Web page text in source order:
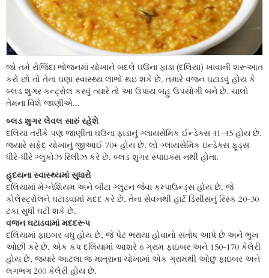
જો તમે રોજિંદા ભોજનમાં ચોખાને બદલે ઘઉંના ફાડા (દલિયા) ખાવાની શરૂઆત
કરો છો તો તેના ઘણા સ્વાસ્થ્ય લાભો થઇ શકે છે. તમારે વજન ઘટાડવું હોય કે
બ્લડ શુગર કન્ટ્રોલ કરવું ત્યારે તો આ ઉપાય બહુ ઉપયોગી બને છે. ચાલો
તેમના વિશે જાણીએ...
બ્લડ શુગર લેવલ સારું રહેશે
દલિયા તરીકે પણ જાણીતા ઘઉંના ફાડાનું ગ્લાયસેમિક ઈન્ડેક્સ 41-45 હોય છે.
જ્યારે સફેદ ચોખાનું જીઆઈ 70+ હોય છે. લો ગ્લાયસેમિક ઇન્ડેક્સ ફૂડ્સ
ધીરે-ધીરે ગ્લુકોઝ રિલીઝ કરે છે. બ્લડ શુગર સ્પાઇક્સ નથી હોતા.
હૃદયના સ્વાસ્થ્યમાં સુધારો
દલિયામાં મેગ્નેશિયમ અને બીટા ગ્લુટન જેવા કમ્પાઉન્ડ્સ હોય છે. જે
કોલેસ્ટ્રોલને ઘટાડવામાં મદદ કરે છે. તેના સેવનથી હાર્ટ ડિસીસનું રિસ્ક 20-30
ટકા સુધી ઘટી શકે છે.
વજન ઘટાડવામાં મદદરૂપ
દલિયામાં ફાઇબર વધુ હોય છે, જે પેટ ભરાયા હોવાનો સંતોષ આપે છે અને ભુખ
ઓછી કરે છે. એક કપ દલિયામાં આશરે 6 ગ્રામ ફાઇબર અને 150-170 કેલેરી
હોય છે, જ્યારે આટલા જ માત્રાના ચોખામાં એક ગ્રામથી ઓછું ફાઇબર અને
લગભગ 200 કેલેરી હોય છે.